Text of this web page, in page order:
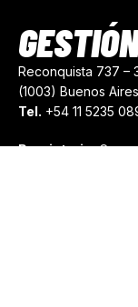
Reconquista 737 –
(1003) Buenos
Tel. +54 11 5235
Propietario: